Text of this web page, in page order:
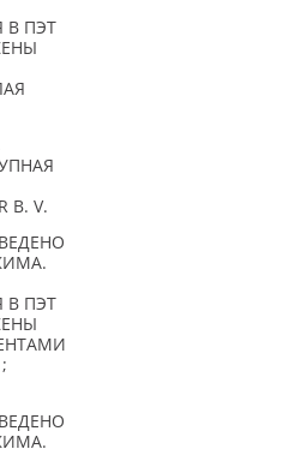
В ПЭТ
B. V.
В ПЭТ